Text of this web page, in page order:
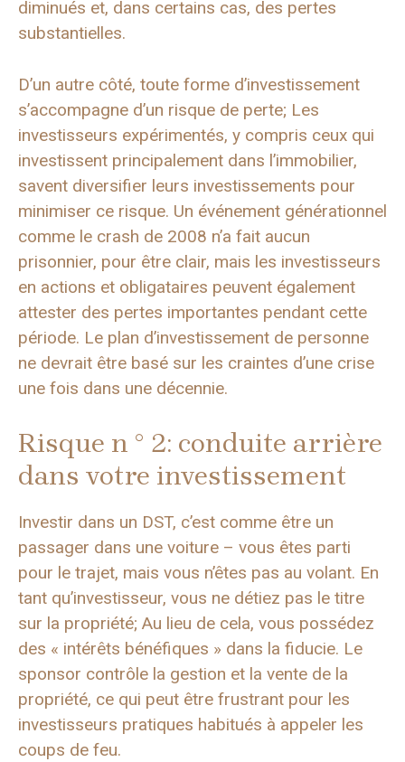
diminués et, dans certains cas, des pertes
substantielles.
D’un autre côté, toute forme d’investissement
s’accompagne d’un risque de perte; Les
investisseurs expérimentés, y compris ceux qui
investissent principalement dans l’immobilier,
savent diversifier leurs investissements pour
minimiser ce risque. Un événement générationnel
comme le crash de 2008 n’a fait aucun
prisonnier, pour être clair, mais les investisseurs
en actions et obligataires peuvent également
attester des pertes importantes pendant cette
période. Le plan d’investissement de personne
ne devrait être basé sur les craintes d’une crise
une fois dans une décennie.
Risque n ° 2: conduite arrière
dans votre investissement
Investir dans un DST, c’est comme être un
passager dans une voiture – vous êtes parti
pour le trajet, mais vous n’êtes pas au volant. En
tant qu’investisseur, vous ne détiez pas le titre
sur la propriété; Au lieu de cela, vous possédez
des « intérêts bénéfiques » dans la fiducie. Le
sponsor contrôle la gestion et la vente de la
propriété, ce qui peut être frustrant pour les
investisseurs pratiques habitués à appeler les
coups de feu.